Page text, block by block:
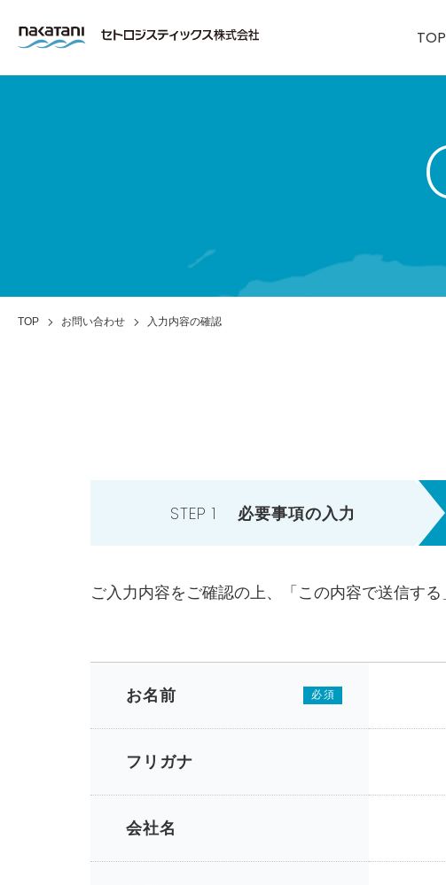
TOP
TOP お問い合わせ 入力内容の確認
STEP 1 必要事項の入力
ご入力内容をご確認の上、「この内容で送信す
必須
お名前
フリガナ
会社名